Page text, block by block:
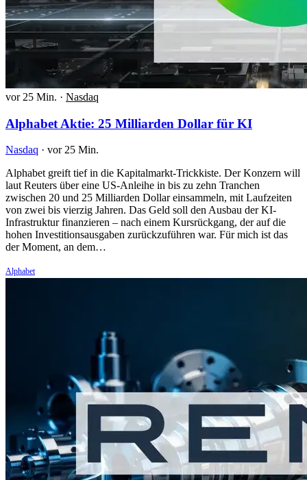
vor 25 Min. · Nasdaq
Alphabet Aktie: 25 Milliarden Dollar für KI
Nasdaq · vor 25 Min.
Alphabet greift tief in die Kapitalmarkt-Trickkiste. Der Konzern will
laut Reuters über eine US-Anleihe in bis zu zehn Tranchen
zwischen 20 und 25 Milliarden Dollar einsammeln, mit Laufzeiten
von zwei bis vierzig Jahren. Das Geld soll den Ausbau der KI-
Infrastruktur finanzieren – nach einem Kursrückgang, der auf die
hohen Investitionsausgaben zurückzuführen war. Für mich ist das
der Moment, an dem…
Alphabet